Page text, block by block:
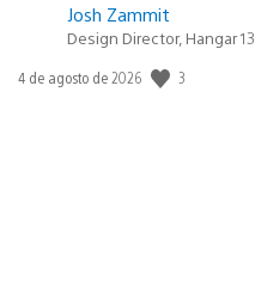
Josh Zammit
Design Director, Hangar 13
Fecha
4 de agosto de 2026 3